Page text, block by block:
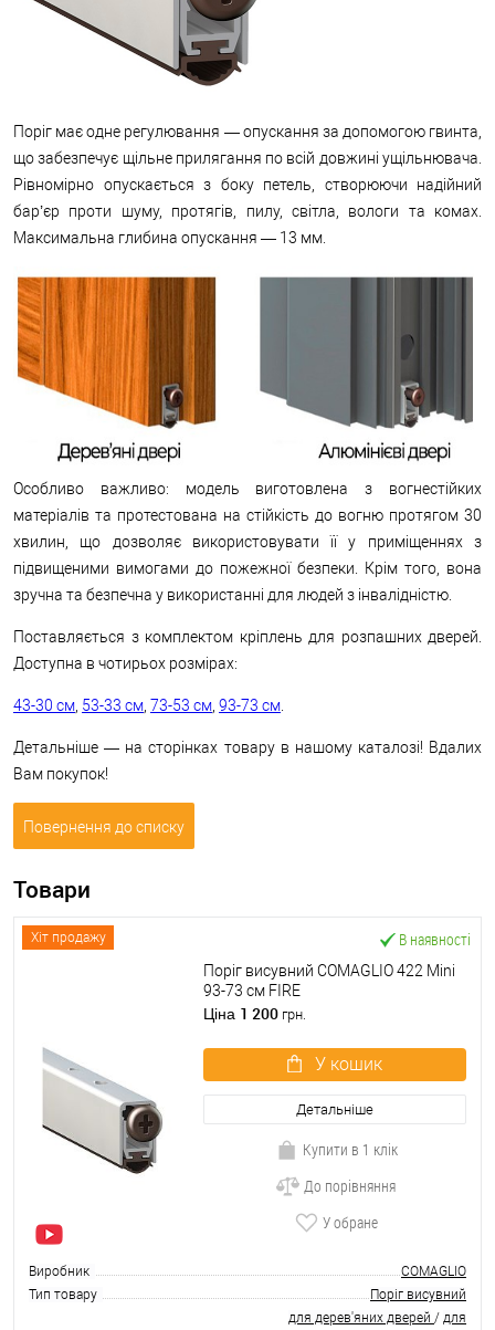
Поріг має одне регулювання — опускання за допомогою гвинта,
що забезпечує щільне прилягання по всій довжині ущільнювача.
Рівномірно опускається з боку петель, створюючи надійний
бар’єр проти шуму, протягів, пилу, світла, вологи та комах.
Максимальна глибина опускання — 13 мм.
Особливо важливо: модель виготовлена з вогнестійких
матеріалів та протестована на стійкість до вогню протягом 30
хвилин, що дозволяє використовувати її у приміщеннях з
підвищеними вимогами до пожежної безпеки. Крім того, вона
зручна та безпечна у використанні для людей з інвалідністю.
Поставляється з комплектом кріплень для розпашних дверей.
Доступна в чотирьох розмірах:
43-30 см 53-33 см 73-53 см 93-73 см
Детальніше — на сторінках товару в нашому каталозі! Вдалих
Вам покупок!
Повернення до списку
Товари
Хіт продажу В наявності
Поріг висувний COMAGLIO 422 Mini
93-73 cм FIRE
Ціна 1 200 грн.
У кошик
Детальніше
Купити в 1 клік
До порівняння
У обране
Виробник
COMAGLIO
Тип товару
Поріг висувний
для дерев'яних дверей / для